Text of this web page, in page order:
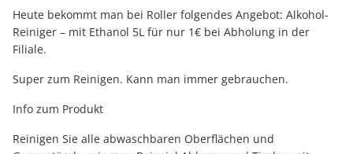
Heute bekommt man bei Roller folgendes Angebot: Alkohol-
Reiniger – mit Ethanol 5L für nur 1€ bei Abholung in der
Filiale.
Super zum Reinigen. Kann man immer gebrauchen.
Info zum Produkt
Reinigen Sie alle abwaschbaren Oberflächen und